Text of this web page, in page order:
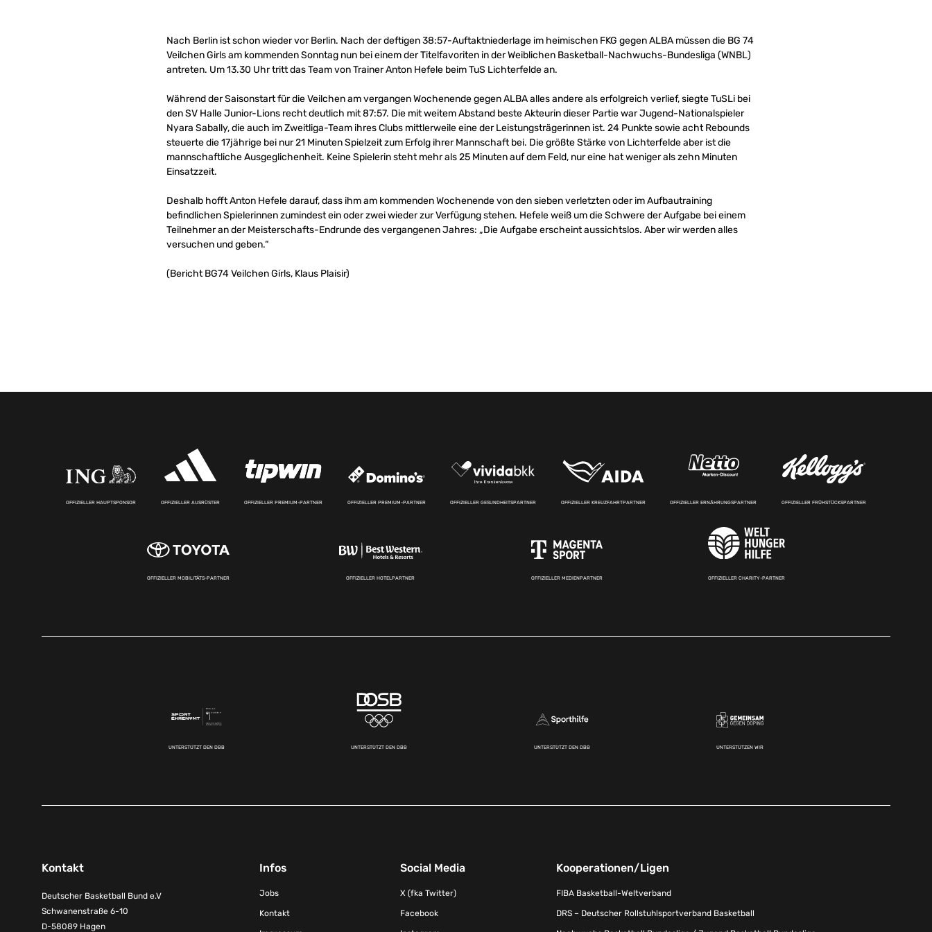
Nach Berlin ist schon wieder vor Berlin. Nach der deftigen 38:57-Auftaktniederlage im heimischen FKG gegen ALBA müssen die BG 74
Veilchen Girls am kommenden Sonntag nun bei einem der Titelfavoriten in der Weiblichen Basketball-Nachwuchs-Bundesliga (WNBL)
antreten. Um 13.30 Uhr tritt das Team von Trainer Anton Hefele beim TuS Lichterfelde an.
Während der Saisonstart für die Veilchen am vergangen Wochenende gegen ALBA alles andere als erfolgreich verlief, siegte TuSLi bei
den SV Halle Junior-Lions recht deutlich mit 87:57. Die mit weitem Abstand beste Akteurin dieser Partie war Jugend-Nationalspieler
Nyara Sabally, die auch im Zweitliga-Team ihres Clubs mittlerweile eine der Leistungsträgerinnen ist. 24 Punkte sowie acht Rebounds
steuerte die 17jährige bei nur 21 Minuten Spielzeit zum Erfolg ihrer Mannschaft bei. Die größte Stärke von Lichterfelde aber ist die
mannschaftliche Ausgeglichenheit. Keine Spielerin steht mehr als 25 Minuten auf dem Feld, nur eine hat weniger als zehn Minuten
Einsatzzeit.
Deshalb hofft Anton Hefele darauf, dass ihm am kommenden Wochenende von den sieben verletzten oder im Aufbautraining
befindlichen Spielerinnen zumindest ein oder zwei wieder zur Verfügung stehen. Hefele weiß um die Schwere der Aufgabe bei einem
Teilnehmer an der Meisterschafts-Endrunde des vergangenen Jahres: „Die Aufgabe erscheint aussichtslos. Aber wir werden alles
versuchen und geben.“
(Bericht BG74 Veilchen Girls, Klaus Plaisir)
OFFIZIELLER HAUPTSPONSOR OFFIZIELLER AUSRÜSTER OFFIZIELLER PREMIUM-PARTNER OFFIZIELLER PREMIUM-PARTNER OFFIZIELLER GESUNDHEITSPARTNER OFFIZIELLER KREUZFAHRTPARTNER OFFIZIELLER ERNÄHRUNGSPARTNER OFFIZIELLER FRÜHSTÜCKSPARTNER
OFFIZIELLER MOBILITÄTS-PARTNER OFFIZIELLER HOTELPARTNER OFFIZIELLER MEDIENPARTNER OFFIZIELLER CHARITY-PARTNER
UNTERSTÜTZT DEN DBB UNTERSTÜTZT DEN DBB UNTERSTÜTZT DEN DBB UNTERSTÜTZEN WIR
Kontakt
Deutscher Basketball Bund e.V
Schwanenstraße 6-10
D-58089 Hagen
Infos
Jobs
Kontakt
Social Media
X (fka Twitter)
Facebook
Kooperationen/Ligen
FIBA Basketball-Weltverband
DRS – Deutscher Rollstuhlsportverband Basketball